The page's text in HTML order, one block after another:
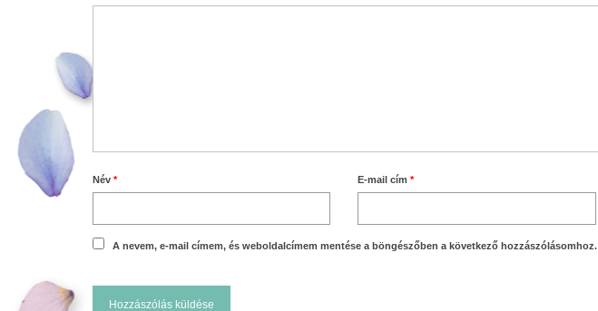
Név * E-mail cím*
A nevem, e-mail címem, és weboldalcímem mentése a böngészőben a következő hozzászólásomhoz.